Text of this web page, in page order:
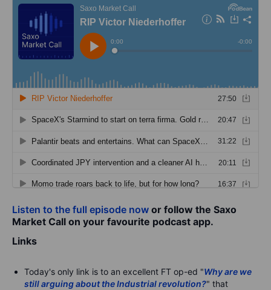
Listen to the full episode now or follow the Saxo
Market Call on your favourite podcast app.
Links
Today's only link is to an excellent FT op-ed "Why are we
still arguing about the Industrial revolution?" that